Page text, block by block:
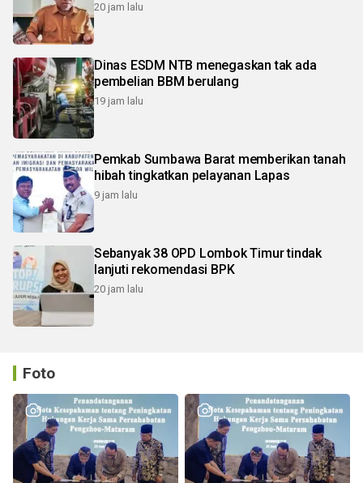
20 jam lalu
Dinas ESDM NTB menegaskan tak ada
pembelian BBM berulang
19 jam lalu
Pemkab Sumbawa Barat memberikan tanah
hibah tingkatkan pelayanan Lapas
9 jam lalu
Sebanyak 38 OPD Lombok Timur tindak
lanjuti rekomendasi BPK
20 jam lalu
Foto